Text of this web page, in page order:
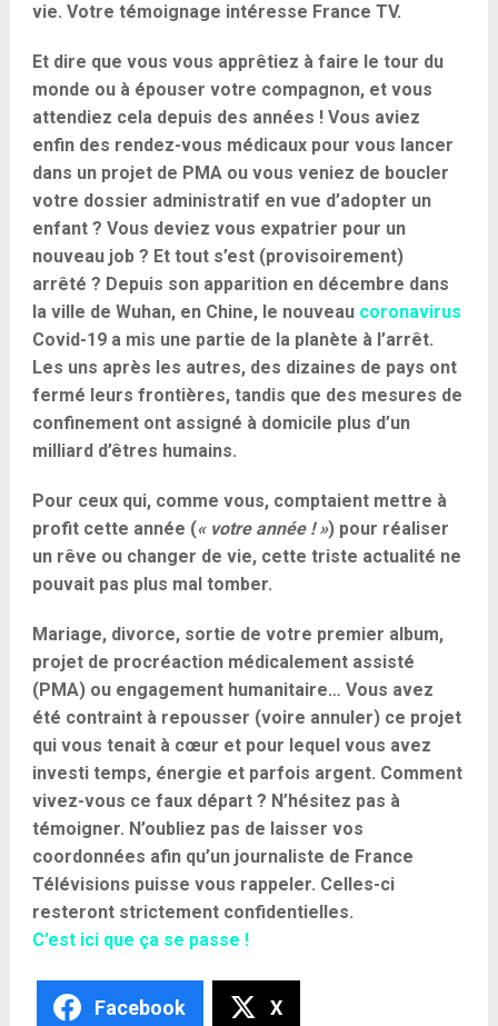
vie. Votre témoignage intéresse France TV.
Et dire que vous vous apprêtiez à faire le tour du
monde ou à épouser votre compagnon, et vous
attendiez cela depuis des années ! Vous aviez
enfin des rendez-vous médicaux pour vous lancer
dans un projet de PMA ou vous veniez de boucler
votre dossier administratif en vue d’adopter un
enfant ? Vous deviez vous expatrier pour un
nouveau job ? Et tout s’est (provisoirement)
arrêté ? Depuis son apparition en décembre dans
la ville de Wuhan, en Chine, le nouveau coronavirus
Covid-19 a mis une partie de la planète à l’arrêt.
Les uns après les autres, des dizaines de pays ont
fermé leurs frontières, tandis que des mesures de
confinement ont assigné à domicile plus d’un
milliard d’êtres humains.
Pour ceux qui, comme vous, comptaient mettre à
profit cette année (« votre année ! ») pour réaliser
un rêve ou changer de vie, cette triste actualité ne
pouvait pas plus mal tomber.
Mariage, divorce, sortie de votre premier album,
projet de procréaction médicalement assisté
(PMA) ou engagement humanitaire… Vous avez
été contraint à repousser (voire annuler) ce projet
qui vous tenait à cœur et pour lequel vous avez
investi temps, énergie et parfois argent. Comment
vivez-vous ce faux départ ? N’hésitez pas à
témoigner. N’oubliez pas de laisser vos
coordonnées afin qu’un journaliste de France
Télévisions puisse vous rappeler. Celles-ci
resteront strictement confidentielles.
C’est ici que ça se passe !
Facebook X